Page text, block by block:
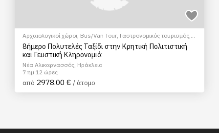
Αρχαιολογικοί χώροι, Bus/Van Tour, Γαστρονομικός τουρισμός,
Γευσιγνωσία ελαιολάδου Θρησκευτικός Τουρισμός
Ξεναγήσεις/
Αξιοθέατα ,Πεζοπορία Πόλης, Πολιτιστικά - Πολιτισμικά
8ήμερο Πολυτελές Ταξίδι στην Κρητική Πολιτιστική
και Γευστική Κληρονομιά
Νέα Αλικαρνασσός, Ηράκλειο
7 ημ 12 ώρες
από 2978.00 € / άτομο